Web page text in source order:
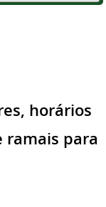
horários
ramais para